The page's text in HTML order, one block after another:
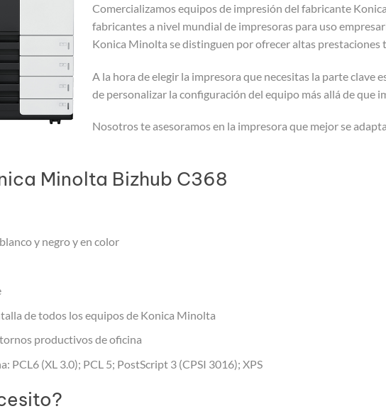
Comercializamos equipos de impresión del fabricante
fabricantes a nivel mundial de impresoras para uso
Konica Minolta se distinguen por ofrecer altas prestaciones
A la hora de elegir la impresora que necesitas la parte clave
de personalizar la configuración del equipo más allá de que
Nosotros te asesoramos en la impresora que mejor se
Minolta Bizhub C368
y negro y en color
de todos los equipos de Konica Minolta
productivos de oficina
PCL6 (XL 3.0); PCL 5; PostScript 3 (CPSI 3016); XPS